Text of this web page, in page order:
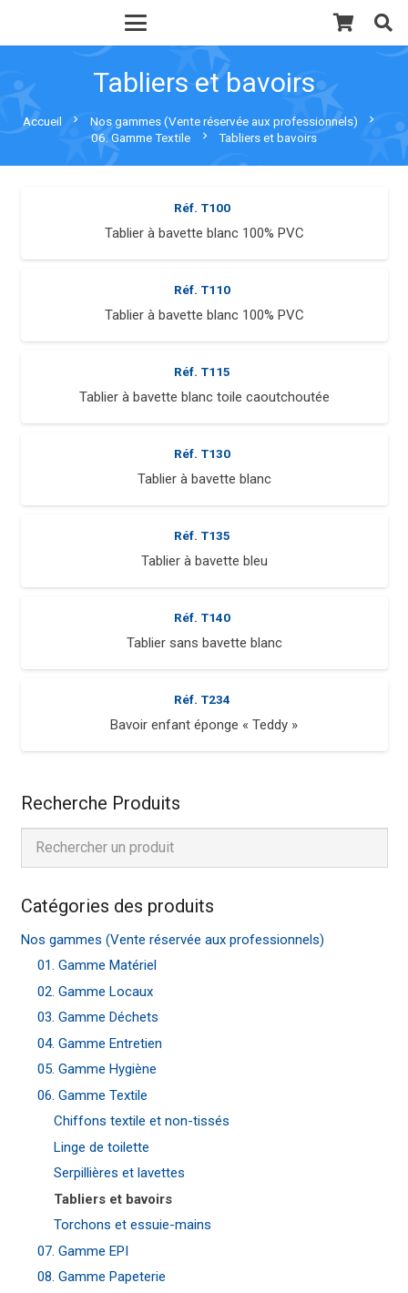
Tabliers et bavoirs
Accueil chevron_right Nos gammes (Vente réservée aux professionnels) chevron_right
06. Gamme Textile chevron_right Tabliers et bavoirs
Réf. T100
Tablier à bavette blanc 100% PVC
Réf. T110
Tablier à bavette blanc 100% PVC
Réf. T115
Tablier à bavette blanc toile caoutchoutée
Réf. T130
Tablier à bavette blanc
Réf. T135
Tablier à bavette bleu
Réf. T140
Tablier sans bavette blanc
Réf. T234
Bavoir enfant éponge « Teddy »
Recherche Produits
Catégories des produits
Nos gammes (Vente réservée aux professionnels)
01. Gamme Matériel
02. Gamme Locaux
03. Gamme Déchets
04. Gamme Entretien
05. Gamme Hygiène
06. Gamme Textile
Chiffons textile et non-tissés
Linge de toilette
Serpillières et lavettes
Tabliers et bavoirs
Torchons et essuie-mains
07. Gamme EPI
08. Gamme Papeterie